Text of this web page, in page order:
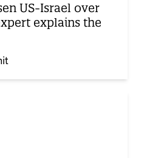
US-Israel over
explains the